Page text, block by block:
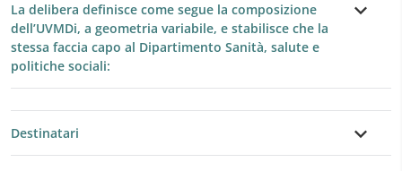
La delibera definisce come segue la composizione
dell’UVMDi, a geometria variabile, e stabilisce che la
stessa faccia capo al Dipartimento Sanità, salute e
politiche sociali:
Destinatari